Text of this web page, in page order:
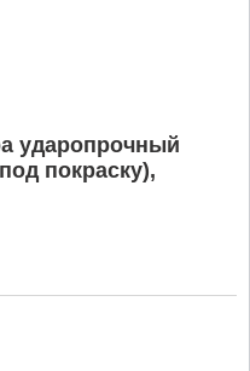
ударопрочный
покраску),